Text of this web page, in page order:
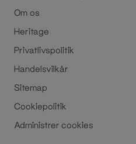
Om os
Heritage
Privatlivspolitik
Handelsvilkår
Sitemap
Cookiepolitik
Administrer cookies